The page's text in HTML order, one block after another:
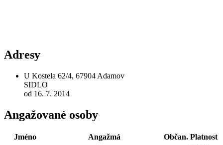
Adresy
U Kostela 62/4, 67904 Adamov
SIDLO
od 16. 7. 2014
Angažované osoby
Jméno Angažmá Občan. Platnost